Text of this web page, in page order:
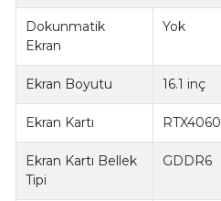
Dokunmatik
Ekran
Yok
Ekran Boyutu 16.1 inç
Ekran Kartı RTX4060
Ekran Kartı Bellek
Tipi
GDDR6